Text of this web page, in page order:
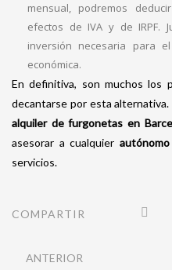
mensual, podremos
efectos de IVA y de IRPF.
inversión necesaria para
económica.
En definitiva, son muchos los
decantarse por esta alternativa.
alquiler de furgonetas en
asesorar a cualquier autónomo
servicios.
COMPARTIR
ANTERIOR